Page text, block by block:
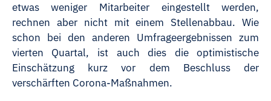
etwas weniger Mitarbeiter eingestellt werden,
rechnen aber nicht mit einem Stellenabbau. Wie
schon bei den anderen Umfrageergebnissen zum
vierten Quartal, ist auch dies die optimistische
Einschätzung kurz vor dem Beschluss der
verschärften Corona-Maßnahmen.